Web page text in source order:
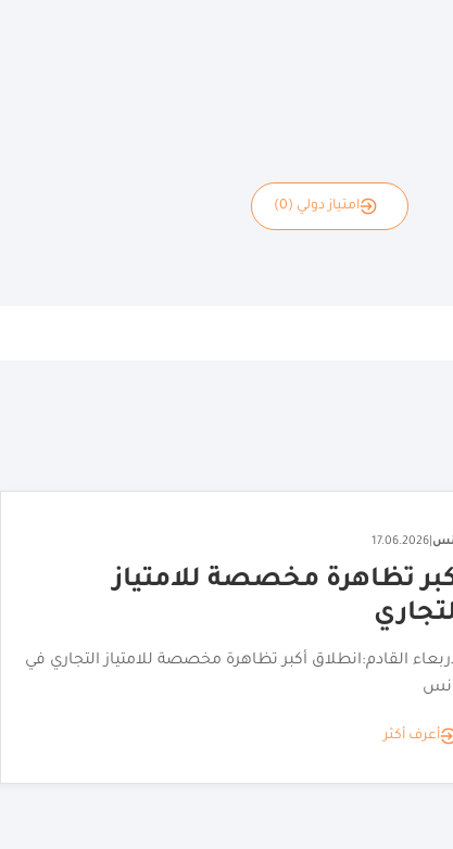
امتياز دولي (0)
تونس|
25.06.2026
معرفة التونسيين بالفرنشايز تتجاوز
80%
ريم بدوي: معرفة التونسيين بالامتياز التجاري 'الفرنشايز ' تتجاوز
80%
أعرف أكثر